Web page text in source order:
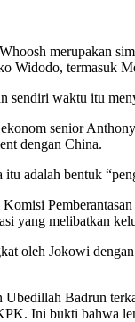
merupakan
Widodo, termasuk
sendiri waktu itu
senior
dengan China.
adalah bentuk
yang melibatkan
oleh Jokowi
Badrun
Ini bukti bahwa